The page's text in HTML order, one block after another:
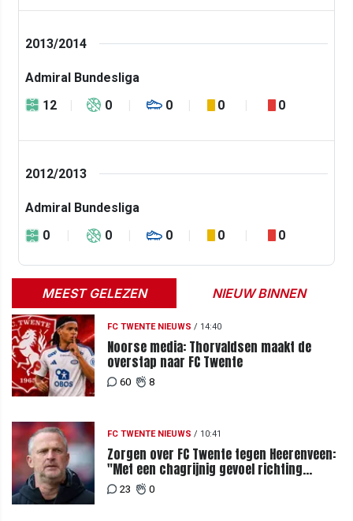
2013/2014
Admiral Bundesliga
12
0 0 0 0
2012/2013
Admiral Bundesliga
0
0 0 0 0
MEEST GELEZEN NIEUW BINNEN
FC TWENTE NIEUWS / 14:40
Noorse media: Thorvaldsen maakt de
overstap naar FC Twente
60 8
FC TWENTE NIEUWS / 10:41
Zorgen over FC Twente tegen Heerenveen:
"Met een chagrijnig gevoel richting
Slowakije"
23 0